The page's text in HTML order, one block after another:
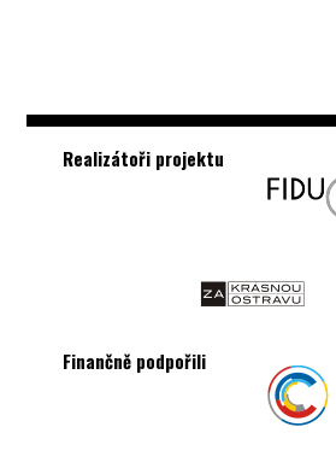
Realizátoři projektu
Finančně podpořili